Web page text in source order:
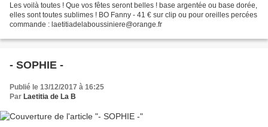
Les voilà toutes ! Que vos fêtes seront belles ! base argentée ou base dorée,
elles sont toutes sublimes ! BO Fanny - 41 € sur clip ou pour oreilles percées
commande : laetitiadelaboussiniere@orange.fr
- SOPHIE -
Publié le 13/12/2017 à 16:25
Par Laetitia de La B